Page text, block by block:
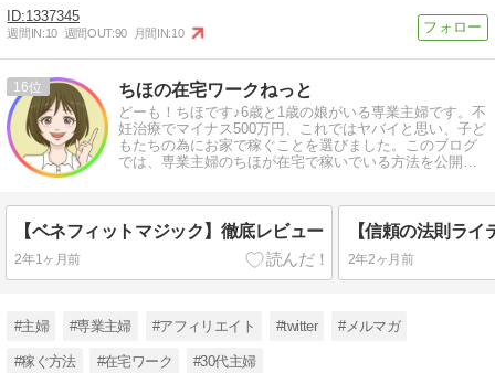
1337345
週間IN:10 週間OUT:90 月間IN:10
16 ちほの在宅ワークねっと
どーも！ちほです♪6歳と1歳の娘がいる専業主婦です。不
妊治療でマイナス500万円、これではヤバイと思い、子ど
もたちの為にお家で稼ぐことを選びました。このブログ
では、専業主婦のちほが在宅で稼いでいる方法を公開し
【ベネフィットマジック】徹底レビュー
2年1ヶ月前 2年2ヶ月前
#主婦 #専業主婦 #アフィリエイト #twitter #メルマガ
#稼ぐ方法 #在宅ワーク #30代主婦